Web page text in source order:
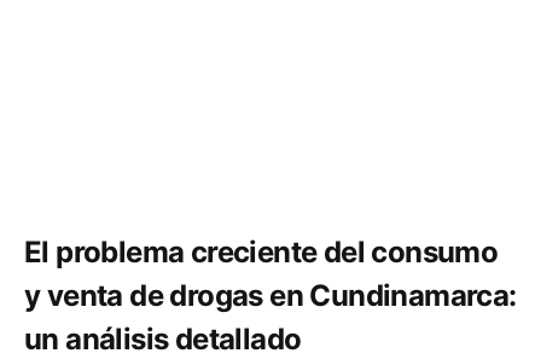
El problema creciente del consumo
y venta de drogas en Cundinamarca:
un análisis detallado